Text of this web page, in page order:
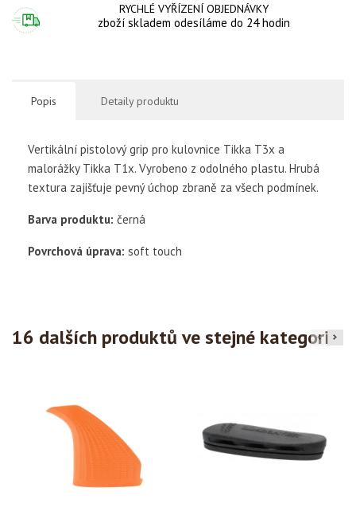
RYCHLÉ VYŘÍZENÍ OBJEDNÁVKY
zboží skladem odesíláme do 24 hodin
Popis Detaily produktu
Vertikální pistolový grip pro kulovnice Tikka T3x a
malorážky Tikka T1x. Vyrobeno z odolného plastu. Hrubá
textura zajišťuje pevný úchop zbraně za všech podmínek.
Barva produktu: černá
Povrchová úprava: soft touch
16 dalších produktů ve stejné kategorii: